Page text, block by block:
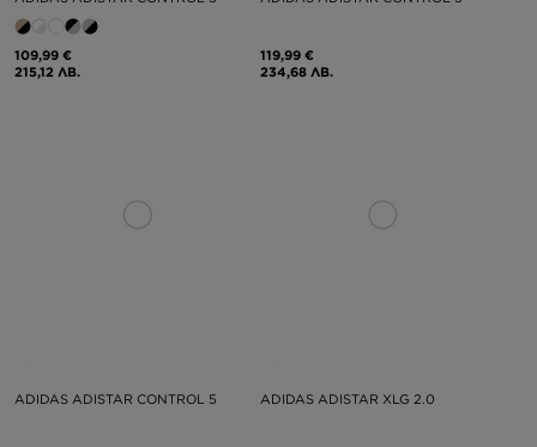
109,99 €
215,12 ЛВ.
119,99 €
234,68 ЛВ.
ADIDAS ADISTAR CONTROL 5 ADIDAS ADISTAR XLG 2.0